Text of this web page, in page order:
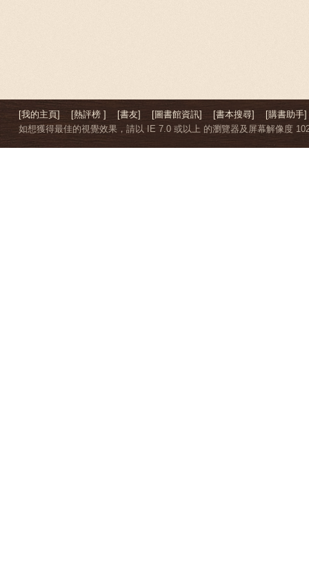
[我的主頁] [熱評榜 ] [書友] [圖書館資訊] [書本搜尋]
[購書助手]
如想獲得最佳的視覺效果，請以 IE 7.0 或以上 的瀏覽器及屏幕解像度